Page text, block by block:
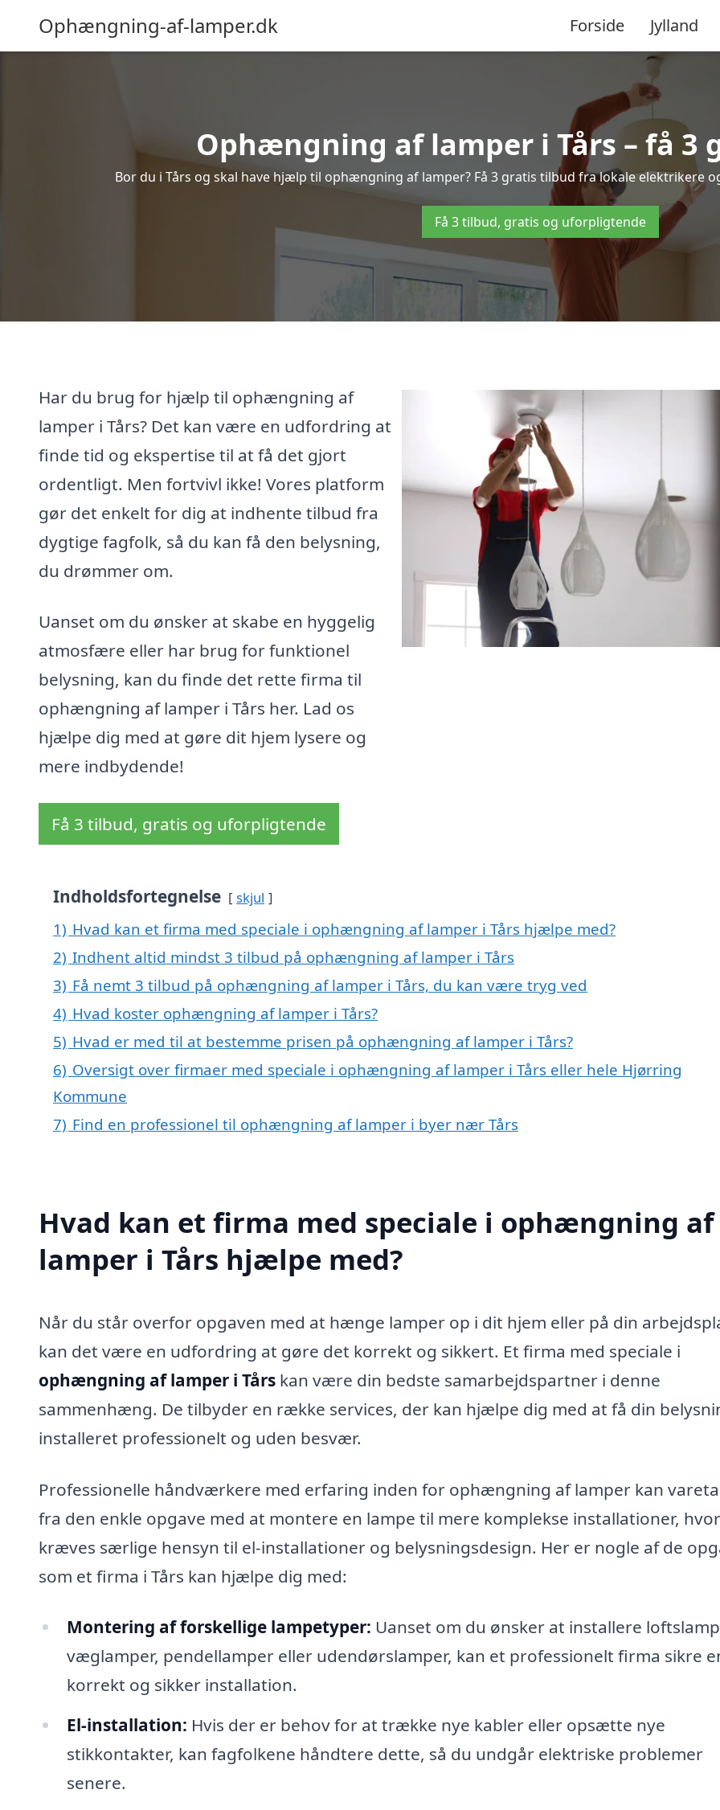
Ophængning-af-lamper.dk Forside Jylland
Ophængning af lamper i Tårs – få 3
Bor du i Tårs og skal have hjælp til ophængning af lamper? Få 3 gratis tilbud fra lokale elektrikere
Få 3 tilbud, gratis og uforpligtende
Har du brug for hjælp til ophængning af
lamper i Tårs? Det kan være en udfordring at
finde tid og ekspertise til at få det gjort
ordentligt. Men fortvivl ikke! Vores platform
gør det enkelt for dig at indhente tilbud fra
dygtige fagfolk, så du kan få den belysning,
du drømmer om.
Uanset om du ønsker at skabe en hyggelig
atmosfære eller har brug for funktionel
belysning, kan du finde det rette firma til
ophængning af lamper i Tårs her. Lad os
hjælpe dig med at gøre dit hjem lysere og
mere indbydende!
Få 3 tilbud, gratis og uforpligtende
Indholdsfortegnelse skjul
1) Hvad kan et firma med speciale i ophængning af lamper i Tårs hjælpe med?
2) Indhent altid mindst 3 tilbud på ophængning af lamper i Tårs
3) Få nemt 3 tilbud på ophængning af lamper i Tårs, du kan være tryg ved
4) Hvad koster ophængning af lamper i Tårs?
5) Hvad er med til at bestemme prisen på ophængning af lamper i Tårs?
6) Oversigt over firmaer med speciale i ophængning af lamper i Tårs eller hele Hjørring
Kommune
7) Find en professionel til ophængning af lamper i byer nær Tårs
Hvad kan et firma med speciale i ophængning af
lamper i Tårs hjælpe med?
Når du står overfor opgaven med at hænge lamper op i dit hjem eller på din
kan det være en udfordring at gøre det korrekt og sikkert. Et firma med speciale i
ophængning af lamper i Tårs kan være din bedste samarbejdspartner i denne
sammenhæng. De tilbyder en række services, der kan hjælpe dig med at få din
installeret professionelt og uden besvær.
Professionelle håndværkere med erfaring inden for ophængning af lamper kan
fra den enkle opgave med at montere en lampe til mere komplekse installationer,
kræves særlige hensyn til el-installationer og belysningsdesign. Her er nogle af de
som et firma i Tårs kan hjælpe dig med:
Montering af forskellige lampetyper: Uanset om du ønsker at installere
væglamper, pendellamper eller udendørslamper, kan et professionelt firma sikre
korrekt og sikker installation.
El-installation: Hvis der er behov for at trække nye kabler eller opsætte nye
stikkontakter, kan fagfolkene håndtere dette, så du undgår elektriske problemer
senere.